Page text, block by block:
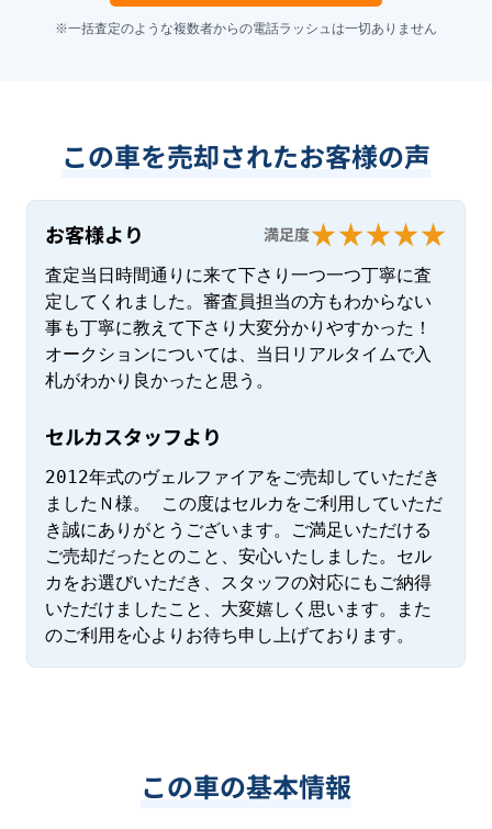
※一括査定のような複数者からの電話ラッシュは一切ありません
この車を売却されたお客様の声
お客様より 満足度
査定当日時間通りに来て下さり一つ一つ丁寧に査
定してくれました。審査員担当の方もわからない
事も丁寧に教えて下さり大変分かりやすかった！
オークションについては、当日リアルタイムで入
札がわかり良かったと思う。
セルカスタッフより
2012年式のヴェルファイアをご売却していただき
ましたＮ様。 この度はセルカをご利用していただ
き誠にありがとうございます。ご満足いただける
ご売却だったとのこと、安心いたしました。セル
カをお選びいただき、スタッフの対応にもご納得
いただけましたこと、大変嬉しく思います。また
のご利用を心よりお待ち申し上げております。
この車の基本情報